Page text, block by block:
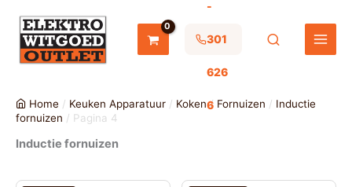
inhoud
-
301
626
6
Home / Keuken Apparatuur/ Koken/ Fornuizen / Inductie
fornuizen / Pagina 4
Inductie fornuizen